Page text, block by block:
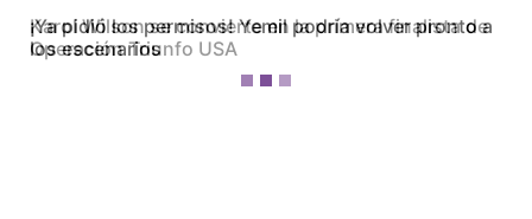
Karol Wilson se convierte en la primera finalista de
Operación Triunfo USA